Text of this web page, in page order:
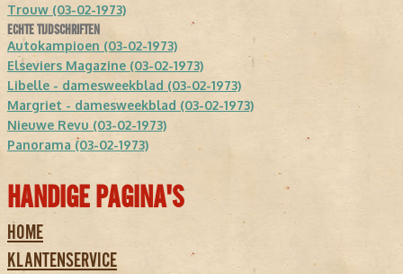
Trouw (03-02-1973)
ECHTE TIJDSCHRIFTEN
Autokampioen (03-02-1973)
Elseviers Magazine (03-02-1973)
Libelle - damesweekblad (03-02-1973)
Margriet - damesweekblad (03-02-1973)
Nieuwe Revu (03-02-1973)
Panorama (03-02-1973)
HANDIGE PAGINA'S
HOME
KLANTENSERVICE